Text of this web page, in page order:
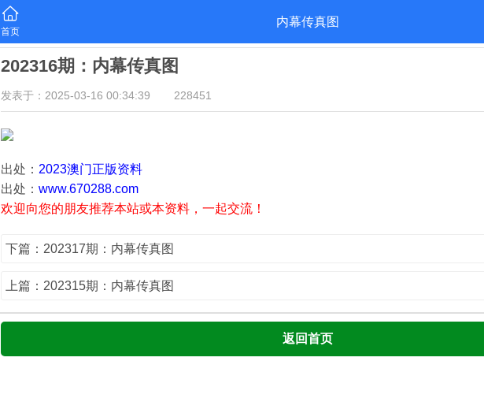
首页
内幕传真图
202316期：内幕传真图
发表于：2025-03-16 00:34:39 228451
出处： 2023澳门正版资料
出处： www.670288.com
欢迎向您的朋友推荐本站或本资料，一起交流！
下篇：202317期：内幕传真图
上篇：202315期：内幕传真图
返回首页